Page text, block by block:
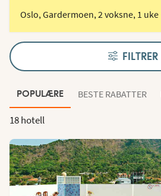
Oslo, Gardermoen, 2 voksne, 1 uke
FILTRER
POPULÆRE BESTE RABATTER
18 hotell